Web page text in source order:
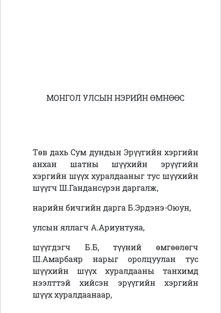
МОНГОЛ УЛСЫН НЭРИЙН ӨМНӨӨС
Төв дахь Сум дундын Эрүүгийн хэргийн
анхан шатны шүүхийн эрүүгийн
хэргийн шүүх хуралдааныг тус шүүхийн
шүүгч Ш.Гандансүрэн даргалж,
нарийн бичгийн дарга Б.Эрдэнэ-Оюун,
улсын яллагч А.Ариунтуяа,
шүүгдэгч Б.Б, түүний өмгөөлөгч
Ш.Амарбаяр нарыг оролцуулан тус
шүүхийн шүүх хуралдааны танхимд
нээлттэй хийсэн эрүүгийн хэргийн
шүүх хуралдаанаар,